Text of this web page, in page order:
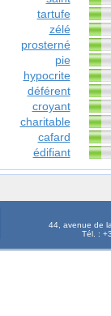
tartufe
zélé
prosterné
pie
hypocrite
déférent
croyant
charitable
cafard
édifiant
44, avenue de
Tél. :